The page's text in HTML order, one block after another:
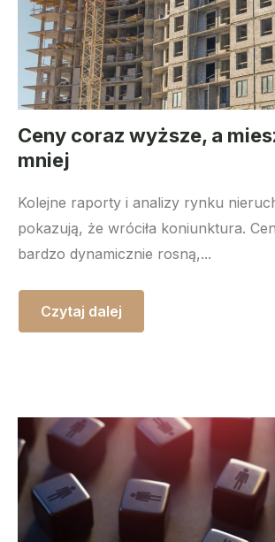
Ceny coraz wyższe, a
mniej
Kolejne raporty i analizy rynku
pokazują, że wróciła koniunktura.
bardzo dynamicznie rosną,...
Czytaj dalej